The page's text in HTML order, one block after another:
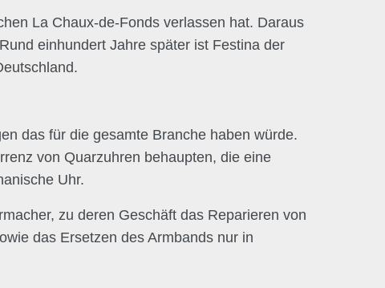
La Chaux-de-Fonds verlassen hat. Daraus
einhundert Jahre später ist Festina der
das für die gesamte Branche haben würde.
von Quarzuhren behaupten, die eine
Uhr.
zu deren Geschäft das Reparieren von
das Ersetzen des Armbands nur in